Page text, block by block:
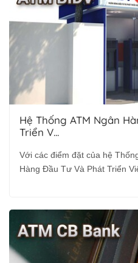
Hệ Thống ATM Ngân
Triển V...
Với các điểm đặt của hệ
Hàng Đầu Tư Và Phát Triển